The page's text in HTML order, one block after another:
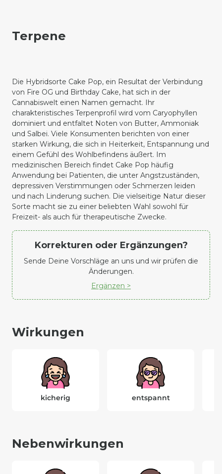
Terpene
Die Hybridsorte Cake Pop, ein Resultat der Verbindung
von Fire OG und Birthday Cake, hat sich in der
Cannabiswelt einen Namen gemacht. Ihr
charakteristisches Terpenprofil wird vom Caryophyllen
dominiert und entfaltet Noten von Butter, Ammoniak
und Salbei. Viele Konsumenten berichten von einer
starken Wirkung, die sich in Heiterkeit, Entspannung und
einem Gefühl des Wohlbefindens äußert. Im
medizinischen Bereich findet Cake Pop häufig
Anwendung bei Patienten, die unter Angstzuständen,
depressiven Verstimmungen oder Schmerzen leiden
und nach Linderung suchen. Die vielseitige Natur dieser
Sorte macht sie zu einer beliebten Wahl sowohl für
Freizeit- als auch für therapeutische Zwecke.
Korrekturen oder Ergänzungen?
Sende Deine Vorschläge an uns und wir prüfen die
Änderungen.
Ergänzen >
Wirkungen
kicherig entspannt
Nebenwirkungen